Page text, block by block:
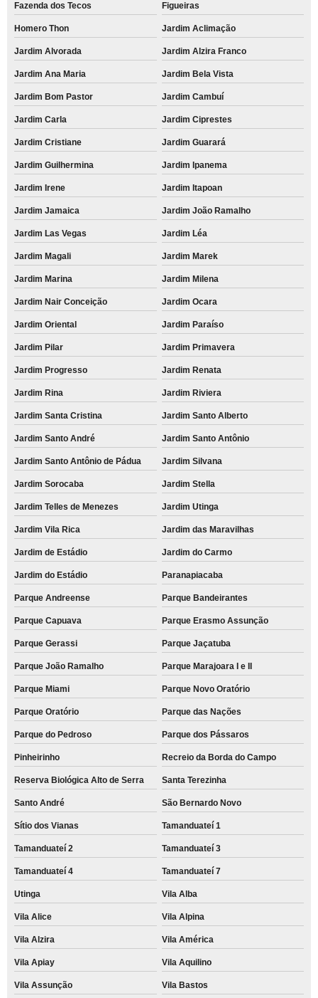
Fazenda dos Tecos Figueiras
Homero Thon Jardim Aclimação
Jardim Alvorada Jardim Alzira Franco
Jardim Ana Maria Jardim Bela Vista
Jardim Bom Pastor Jardim Cambuí
Jardim Carla Jardim Ciprestes
Jardim Cristiane Jardim Guarará
Jardim Guilhermina Jardim Ipanema
Jardim Irene Jardim Itapoan
Jardim Jamaica Jardim João Ramalho
Jardim Las Vegas Jardim Léa
Jardim Magali Jardim Marek
Jardim Marina Jardim Milena
Jardim Nair Conceição Jardim Ocara
Jardim Oriental Jardim Paraíso
Jardim Pilar Jardim Primavera
Jardim Progresso Jardim Renata
Jardim Rina Jardim Riviera
Jardim Santa Cristina Jardim Santo Alberto
Jardim Santo André Jardim Santo Antônio
Jardim Santo Antônio de Pádua Jardim Silvana
Jardim Sorocaba Jardim Stella
Jardim Telles de Menezes Jardim Utinga
Jardim Vila Rica Jardim das Maravilhas
Jardim de Estádio Jardim do Carmo
Jardim do Estádio Paranapiacaba
Parque Andreense Parque Bandeirantes
Parque Capuava Parque Erasmo Assunção
Parque Gerassi Parque Jaçatuba
Parque João Ramalho Parque Marajoara I e II
Parque Miami Parque Novo Oratório
Parque Oratório Parque das Nações
Parque do Pedroso Parque dos Pássaros
Pinheirinho Recreio da Borda do Campo
Reserva Biológica Alto de Serra Santa Terezinha
Santo André São Bernardo Novo
Sítio dos Vianas Tamanduateí 1
Tamanduateí 2 Tamanduateí 3
Tamanduateí 4 Tamanduateí 7
Utinga Vila Alba
Vila Alice Vila Alpina
Vila Alzira Vila América
Vila Apiay Vila Aquilino
Vila Assunção Vila Bastos